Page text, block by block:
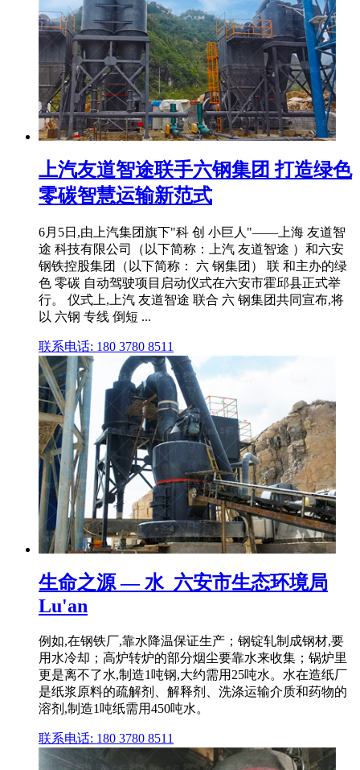
上汽友道智途联手六钢集团 打造绿色
零碳智慧运输新范式
6月5日,由上汽集团旗下"科 创 小巨人"——上海 友道智
途 科技有限公司（以下简称：上汽 友道智途 ）和六安
钢铁控股集团（以下简称： 六 钢集团） 联 和主办的绿
色 零碳 自动驾驶项目启动仪式在六安市霍邱县正式举
行。 仪式上,上汽 友道智途 联合 六 钢集团共同宣布,将
以 六钢 专线 倒短 ...
联系电话: 180 3780 8511
生命之源 — 水_六安市生态环境局
Lu'an
例如,在钢铁厂,靠水降温保证生产；钢锭轧制成钢材,要
用水冷却；高炉转炉的部分烟尘要靠水来收集；锅炉里
更是离不了水,制造1吨钢,大约需用25吨水。水在造纸厂
是纸浆原料的疏解剂、解释剂、洗涤运输介质和药物的
溶剂,制造1吨纸需用450吨水。
联系电话: 180 3780 8511